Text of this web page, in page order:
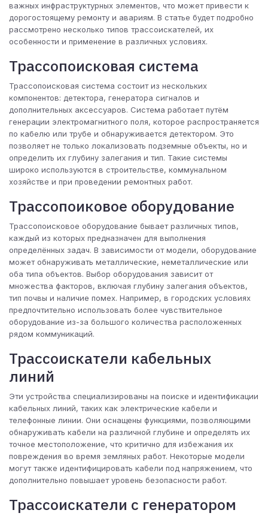
важных инфраструктурных элементов, что может привести к
дорогостоящему ремонту и авариям. В статье будет подробно
рассмотрено несколько типов трассоискателей, их
особенности и применение в различных условиях.
Трассопоисковая система
Трассопоисковая система состоит из нескольких
компонентов: детектора, генератора сигналов и
дополнительных аксессуаров. Система работает путём
генерации электромагнитного поля, которое распространяется
по кабелю или трубе и обнаруживается детектором. Это
позволяет не только локализовать подземные объекты, но и
определить их глубину залегания и тип. Такие системы
широко используются в строительстве, коммунальном
хозяйстве и при проведении ремонтных работ.
Трассопоиковое оборудование
Трассопоисковое оборудование бывает различных типов,
каждый из которых предназначен для выполнения
определённых задач. В зависимости от модели, оборудование
может обнаруживать металлические, неметаллические или
оба типа объектов. Выбор оборудования зависит от
множества факторов, включая глубину залегания объектов,
тип почвы и наличие помех. Например, в городских условиях
предпочтительно использовать более чувствительное
оборудование из-за большого количества расположенных
рядом коммуникаций.
Трассоискатели кабельных
линий
Эти устройства специализированы на поиске и идентификации
кабельных линий, таких как электрические кабели и
телефонные линии. Они оснащены функциями, позволяющими
обнаруживать кабели на различной глубине и определять их
точное местоположение, что критично для избежания их
повреждения во время земляных работ. Некоторые модели
могут также идентифицировать кабели под напряжением, что
дополнительно повышает уровень безопасности работ.
Трассоискатели с генератором